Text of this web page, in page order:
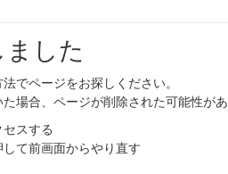
した
でページをお探しください。
場合、ページが削除された可能性が
スする
て前画面からやり直す